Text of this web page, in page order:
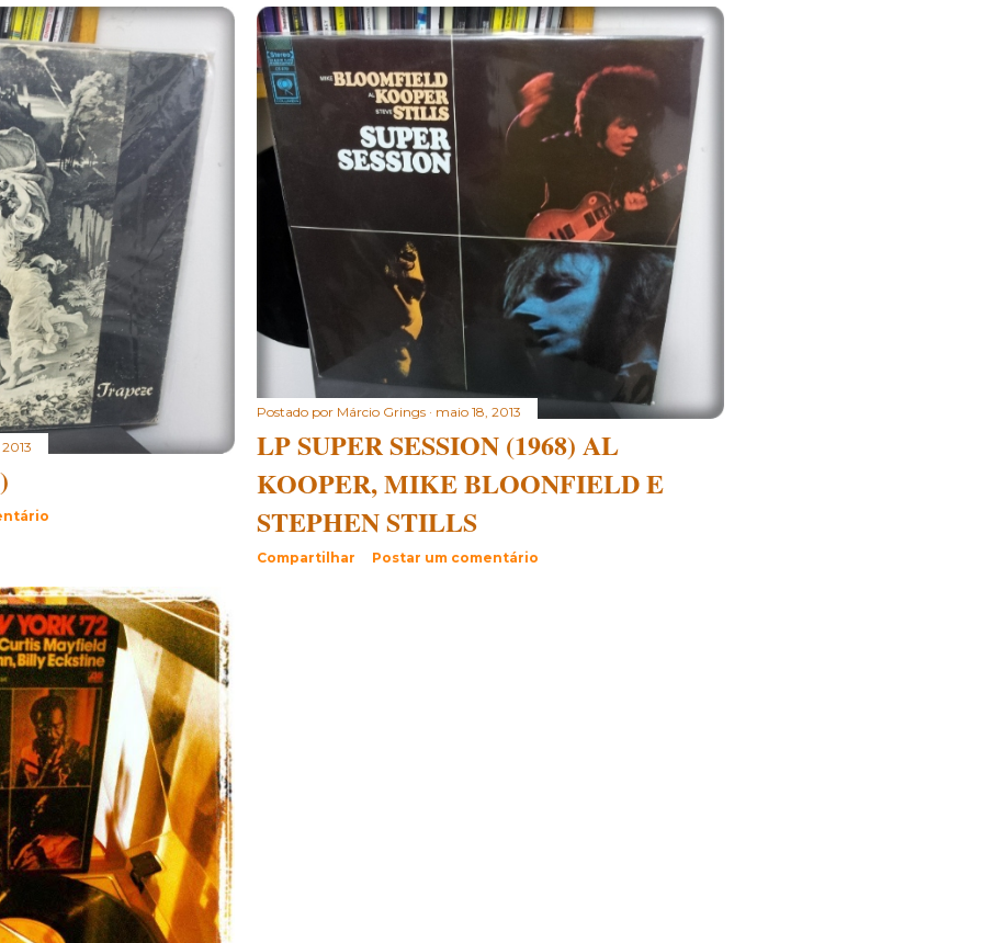
Postado por Márcio Grings maio 18, 2013
LP SUPER SESSION (1968) AL
KOOPER, MIKE BLOONFIELD E
STEPHEN STILLS
Compartilhar Postar um comentário